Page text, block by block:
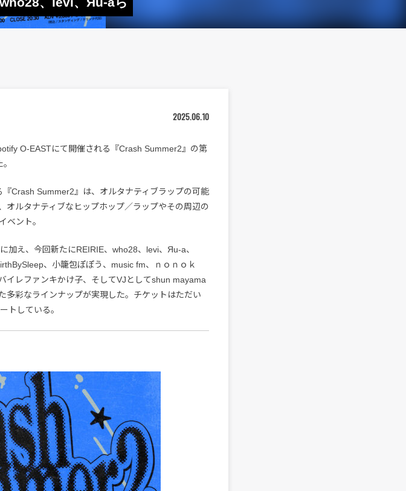
2025.06.10
O-EASTにて開催される『Crash Summer2』の第
Crash Summer2』は、オルタナティブラップの可能
オルタナティブなヒップホップ／ラップやその周辺の
ベント。
加え、今回新たにREIRIE、who28、levi、Яu-a、
、小籠包ぽぽう、music fm、ｎｏｎｏｋ
イレファンキかけ子、そしてVJとしてshun mayama
多彩なラインナップが実現した。チケットはただい
トしている。